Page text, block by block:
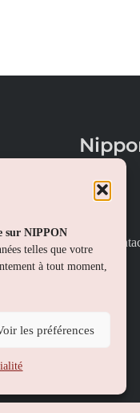
sur NIPPON
telles que votre
à tout moment,
les préférences
À propos
Nous